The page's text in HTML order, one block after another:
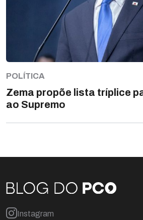
POLÍTICA
Zema propõe lista tríplice
ao Supremo
Instagram